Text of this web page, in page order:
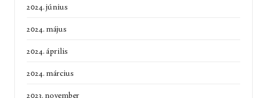
2024. június
2024. május
2024. április
2024. március
2023. november